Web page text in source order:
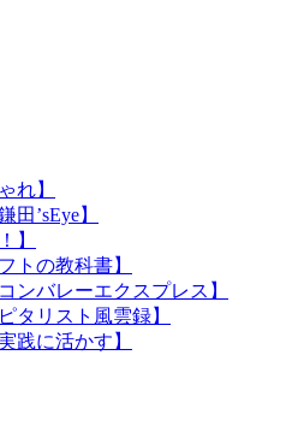
れ】
’sEye】
】
トの教科書】
ンバレーエクスプレス】
タリスト風雲録】
践に活かす】